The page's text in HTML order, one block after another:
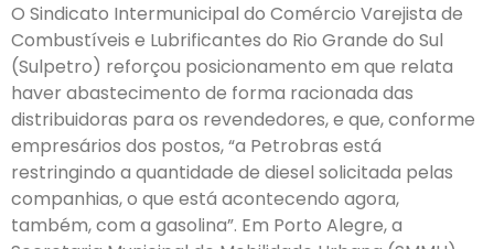
O Sindicato Intermunicipal do Comércio Varejista de
Combustíveis e Lubrificantes do Rio Grande do Sul
(Sulpetro) reforçou posicionamento em que relata
haver abastecimento de forma racionada das
distribuidoras para os revendedores, e que, conforme
empresários dos postos, “a Petrobras está
restringindo a quantidade de diesel solicitada pelas
companhias, o que está acontecendo agora,
também, com a gasolina”. Em Porto Alegre, a